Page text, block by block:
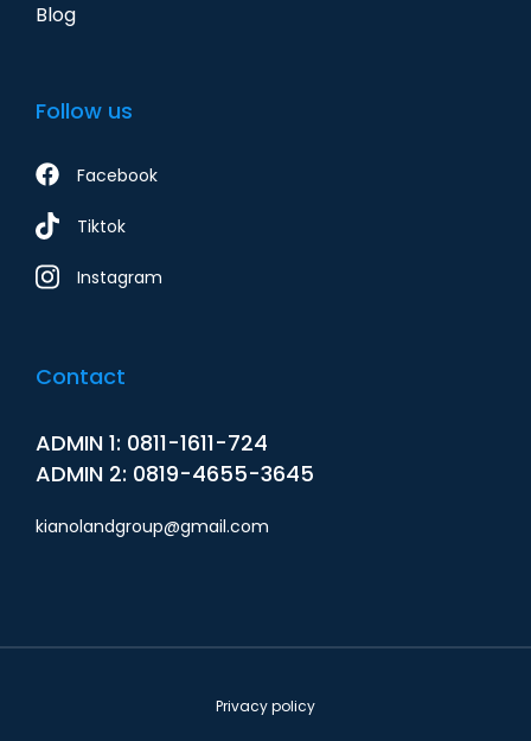
Blog
Follow us
Facebook
Tiktok
Instagram
Contact
ADMIN 1: 0811-1611-724
ADMIN 2: 0819-4655-3645
kianolandgroup@gmail.com
Privacy policy